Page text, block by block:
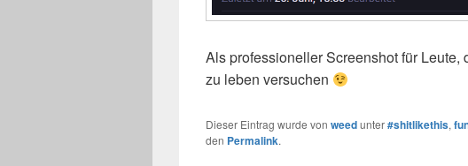
Als professioneller Screenshot für Leute,
zu leben versuchen
Dieser Eintrag wurde von weedunter#shitlikethis,
den Permalink.